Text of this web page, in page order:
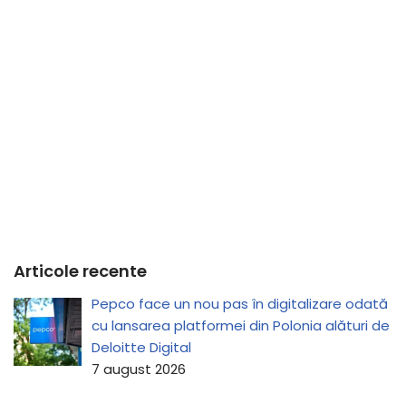
Articole recente
Pepco face un nou pas în digitalizare odată
cu lansarea platformei din Polonia alături de
Deloitte Digital
7 august 2026